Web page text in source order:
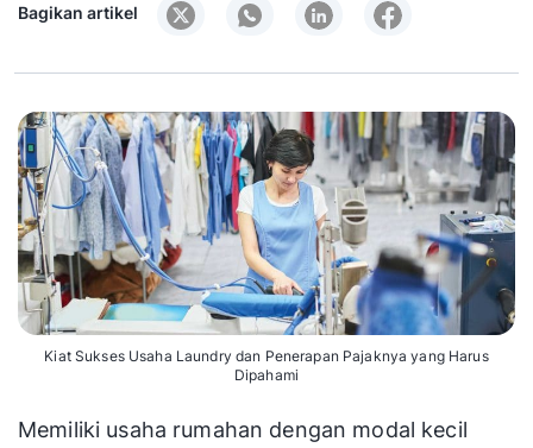
Bagikan artikel
Kiat Sukses Usaha Laundry dan Penerapan Pajaknya yang Harus
Dipahami
Memiliki usaha rumahan dengan modal kecil